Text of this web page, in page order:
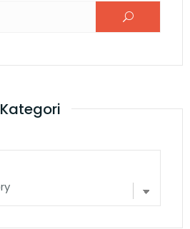
Kategori